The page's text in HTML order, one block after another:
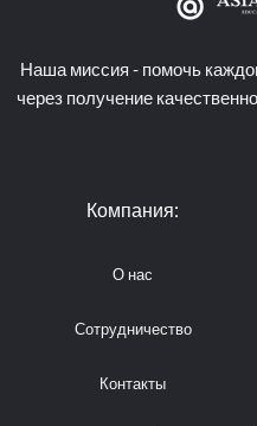
Наша миссия - помочь
через получение
Компания:
О нас
Сотрудничество
Контакты